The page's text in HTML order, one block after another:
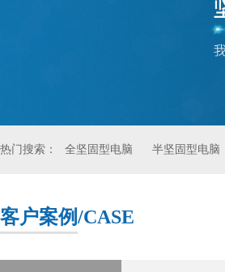
热门搜索： 全坚固型电脑 半坚固型电脑
客户案例/CASE